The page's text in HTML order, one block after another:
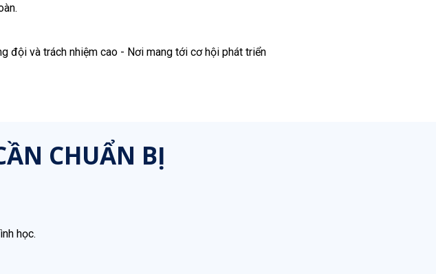
đội và trách nhiệm cao - Nơi mang tới cơ hội phát triển
CHUẨN BỊ
học.